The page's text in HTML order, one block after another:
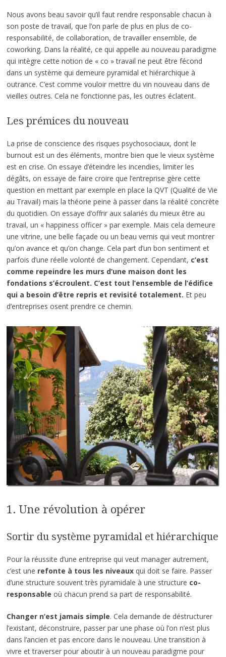
Nous avons beau savoir qu’il faut rendre responsable chacun à
son poste de travail, que l’on parle de plus en plus de co-
responsabilité, de collaboration, de travailler ensemble, de
coworking. Dans la réalité, ce qui appelle au nouveau paradigme
qui intègre cette notion de « co » travail ne peut être fécond
dans un système qui demeure pyramidal et hiérarchique à
outrance. C’est comme vouloir mettre du vin nouveau dans de
vieilles outres. Cela ne fonctionne pas, les outres éclatent.
Les prémices du nouveau
La prise de conscience des risques psychosociaux, dont le
burnout est un des éléments, montre bien que le vieux système
est en crise. On essaye d’éteindre les incendies, limiter les
dégâts, on essaye de faire croire que l’entreprise gère cette
question en mettant par exemple en place la QVT (Qualité de Vie
au Travail) mais la théorie peine à passer dans la réalité concrète
du quotidien. On essaye d’offrir aux salariés du mieux être au
travail, un « happiness officer » par exemple. Mais cela demeure
une vitrine, une belle façade ou un beau vernis qui veut montrer
qu’on avance et qu’on change. Cela part d’un bon sentiment et
parfois d’une réelle volonté de changement. Cependant, c’est
comme repeindre les murs d’une maison dont les
fondations s’écroulent. C’est tout l’ensemble de l’édifice
qui a besoin d’être repris et revisité totalement. Et peu
d’entreprises osent prendre ce chemin.
1. Une révolution à opérer
Sortir du système pyramidal et hiérarchique
Pour la réussite d’une entreprise qui veut manager autrement,
c’est une refonte à tous les niveauxqui doit se faire. Passer
d’une structure souvent très pyramidale à une structure co-
responsable où chacun prend sa part de responsabilité.
Changer n’est jamais simple. Cela demande de déstructurer
l’existant, déconstruire, passer par une phase où l’on n’est plus
dans l’ancien et pas encore dans le nouveau. Une transition à
vivre et traverser pour aboutir à un nouveau paradigme pour